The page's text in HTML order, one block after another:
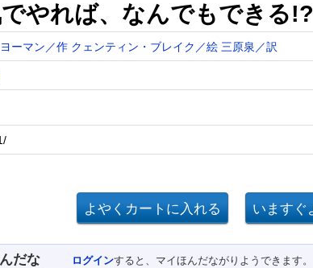
やれば、なんでもできる!?
ーマン／作 クェンティン・ブレイク／絵 三原泉／訳
だな ログインすると、マイほんだながりようできます。